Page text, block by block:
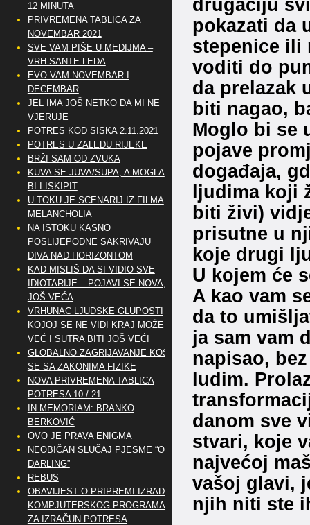
drugačiju
pokazati da
stepenice ili
voditi do
da prelazak
biti nagao,
Moglo bi se
pojave
događaja,
ljudima koji
biti živi)
prisutne u
koje drugi
U kojem će
A kao vam
da to
ja sam vam
napisao,
ludim.
danom sve
stvari, koje
najvećoj
vašoj glavi,
njih niti ste
12 MINUTA
PRIVREMENA TABLICA ZA
NOVEMBAR 2021
SVE VAM PIŠE U MEDIJMA –
VRH SANTE LEDA
EVO VAM NOVEMBAR I
DECEMBAR
JEL IMA JOŠ NETKO DA MI NE
VJERUJE
POTRES KOD SISKA 2.11.2021
POTRES U ZALEĐU RIJEKE
BRŽI SAM OD ZVUKA
KUVA SE JUVA/SUPA, A MOGLA
BI I ISKIPIT
U TOKU JE SCENARIJ IZ FILMA
MELANCHOLIA
NA ISTOKU KASNO
POSLIJEPODNE SAKRIVAJU
DIVA NAD HORIZONTOM
KAD MISLIŠ DA SI VIDIO SVE
IDIOTARIJE – POJAVI SE NOVA,..
JOŠ VEĆA
VRHUNAC LJUDSKE GLUPOSTI
KOJOJ SE NE VIDI KRAJ MOŽE
VEĆ I SUTRA BITI JOŠ VEĆI
GLOBALNO ZAGRIJAVANJE KOSI
SE SA ZAKONIMA FIZIKE
NOVA PRIVREMENA TABLICA
POTRESA 10 / 21
IN MEMORIAM: BRANKO
BERKOVIĆ
OVO JE PRAVA ENIGMA
NEOBIČAN SLUČAJ PJESME “OH
DARLING”
REBUS
OBAVIJEST O PRIPREMI IZRADE
KOMPJUTERSKOG PROGRAMA
ZA IZRAČUN POTRESA